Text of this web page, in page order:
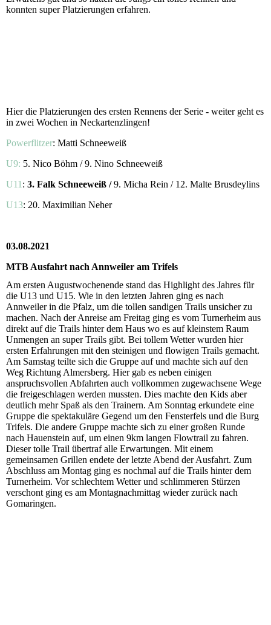
konnten super Platzierungen erfahren.
Hier die Platzierungen des ersten Rennens der Serie - weiter geht es
in zwei Wochen in Neckartenzlingen!
Powerflitzer: Matti Schneeweiß
U9: 5. Nico Böhm / 9. Nino Schneeweiß
U11 : 3. Falk Schneeweiß /9. Micha Rein / 12. Malte Brusdeylins
U13: 20. Maximilian Neher
03.08.2021
MTB Ausfahrt nach Annweiler am Trifels
Am ersten Augustwochenende stand das Highlight des Jahres für
die U13 und U15. Wie in den letzten Jahren ging es nach
Annweiler in die Pfalz, um die tollen sandigen Trails unsicher zu
machen. Nach der Anreise am Freitag ging es vom Turnerheim aus
direkt auf die Trails hinter dem Haus wo es auf kleinstem Raum
Unmengen an super Trails gibt. Bei tollem Wetter wurden hier
ersten Erfahrungen mit den steinigen und flowigen Trails gemacht.
Am Samstag teilte sich die Gruppe auf und machte sich auf den
Weg Richtung Almersberg. Hier gab es neben einigen
anspruchsvollen Abfahrten auch vollkommen zugewachsene Wege
die freigeschlagen werden mussten. Dies machte den Kids aber
deutlich mehr Spaß als den Trainern. Am Sonntag erkundete eine
Gruppe die spektakuläre Gegend um den Fensterfels und die Burg
Trifels. Die andere Gruppe machte sich zu einer großen Runde
nach Hauenstein auf, um einen 9km langen Flowtrail zu fahren.
Dieser tolle Trail übertraf alle Erwartungen. Mit einem
gemeinsamen Grillen endete der letzte Abend der Ausfahrt. Zum
Abschluss am Montag ging es nochmal auf die Trails hinter dem
Turnerheim. Vor schlechtem Wetter und schlimmeren Stürzen
verschont ging es am Montagnachmittag wieder zurück nach
Gomaringen.